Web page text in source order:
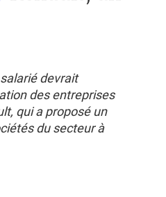
devrait
des entreprises
qui a proposé un
du secteur à